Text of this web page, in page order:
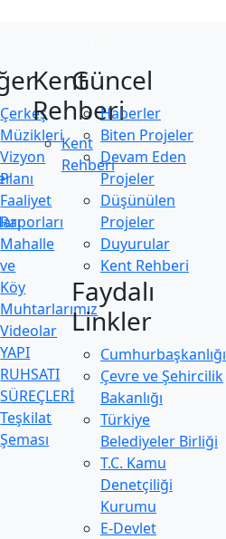
Çerkeş
Müzikleri
Vizyon
Planı
Faaliyet
Raporları
Mahalle
ve
Köy
Muhtarlarımız
Videolar
YAPI
RUHSATI
SÜREÇLERİ
Teşkilat
Şeması
Kent
Rehberi
Kent
Rehberi
Güncel
Haberler
Biten Projeler
Devam Eden
Projeler
Düşünülen
Projeler
Duyurular
Kent Rehberi
Faydalı
Linkler
Cumhurbaşkanlığı
Çevre ve Şehircilik
Bakanlığı
Türkiye
Belediyeler Birliği
T.C. Kamu
Denetçiliği
Kurumu
E-Devlet